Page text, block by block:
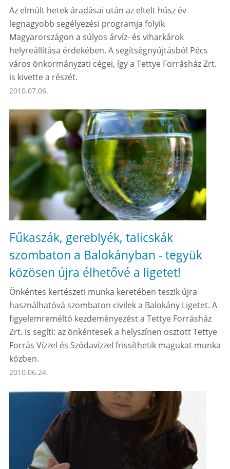
Az elmúlt hetek áradásai után az eltelt húsz év
legnagyobb segélyezési programja folyik
Magyarországon a súlyos árvíz- és viharkárok
helyreállítása érdekében. A segítségnyújtásból Pécs
város önkormányzati cégei, így a Tettye Forrásház Zrt.
is kivette a részét.
2010.07.06.
Fűkaszák, gereblyék, talicskák
szombaton a Balokányban - tegyük
közösen újra élhetővé a ligetet!
Önkéntes kertészeti munka keretében teszik újra
használhatóvá szombaton civilek a Balokány Ligetet. A
figyelemreméltó kezdeményezést a Tettye Forrásház
Zrt. is segíti: az önkéntesek a helyszínen osztott Tettye
Forrás Vízzel és Szódavízzel frissíthetik magukat munka
közben.
2010.06.24.